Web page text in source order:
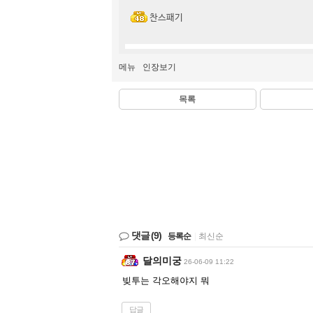
찬스패기
메뉴 인장보기
목록
댓글(9) 등록순 최신순
달의미궁 26-06-09 11:22
빚투는 각오해야지 뭐
답글